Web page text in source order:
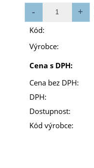
Kód:
Výrobce:
Cena s DPH:
Cena bez DPH:
DPH:
Dostupnost:
Kód výrobce: